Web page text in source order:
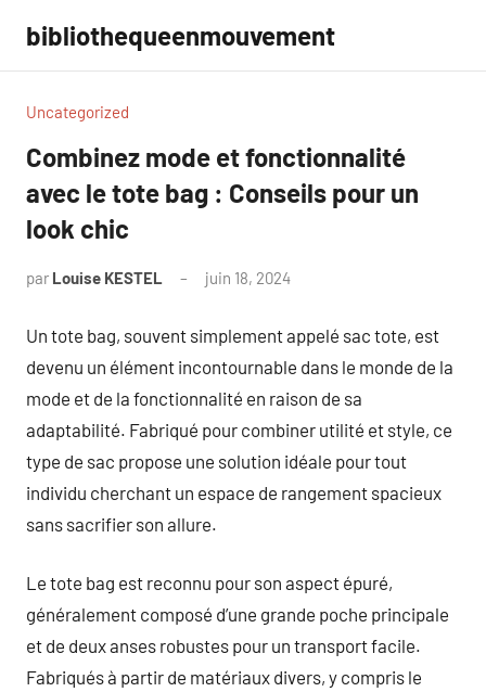
contenu
bibliothequeenmouvement
Uncategorized
Combinez mode et fonctionnalité
avec le tote bag : Conseils pour un
look chic
par Louise KESTEL juin 18, 2024
Un tote bag, souvent simplement appelé sac tote, est
devenu un élément incontournable dans le monde de la
mode et de la fonctionnalité en raison de sa
adaptabilité. Fabriqué pour combiner utilité et style, ce
type de sac propose une solution idéale pour tout
individu cherchant un espace de rangement spacieux
sans sacrifier son allure.
Le tote bag est reconnu pour son aspect épuré,
généralement composé d’une grande poche principale
et de deux anses robustes pour un transport facile.
Fabriqués à partir de matériaux divers, y compris le